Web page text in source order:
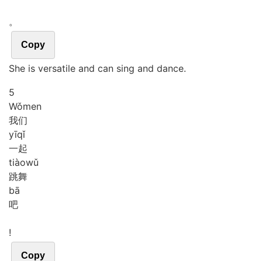
。
Copy
She is versatile and can sing and dance.
5
Wǒmen
我们
yīqǐ
一起
tiàowǔ
跳舞
bā
吧
!
Copy